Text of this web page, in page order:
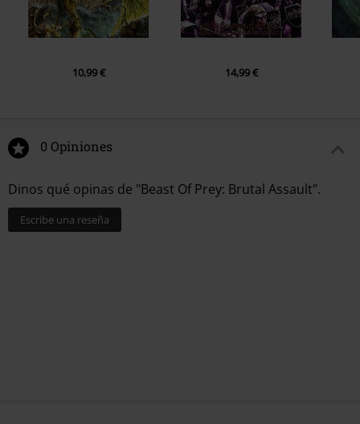
10,99 € 14,99 €
0 Opiniones
Dinos qué opinas de "Beast Of Prey: Brutal Assault".
Escribe una reseña